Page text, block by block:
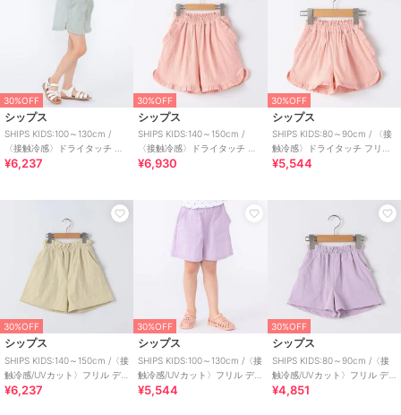
30%OFF
シップス
SHIPS KIDS:100～130cm /
〈接触冷感〉ドライタッチ フ
リル ショート パンツ
¥6,237
30%OFF
シップス
SHIPS KIDS:140～150cm /
〈接触冷感〉ドライタッチ フ
リル ショート パンツ
¥6,930
30%OFF
シップス
SHIPS KIDS:80～90cm / 〈接
触冷感〉ドライタッチ フリル
ショート パンツ
¥5,544
30%OFF
シップス
SHIPS KIDS:140～150cm /〈接
触冷感/UVカット〉フリル デ
イリー ショーツ
¥6,237
30%OFF
シップス
SHIPS KIDS:100～130cm /〈接
触冷感/UVカット〉フリル デ
イリー ショーツ
¥5,544
30%OFF
シップス
SHIPS KIDS:80～90cm /〈接
触冷感/UVカット〉フリル デ
イリー ショーツ
¥4,851